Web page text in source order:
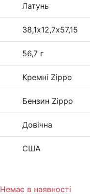
Латунь
38,1х12,7х57,15
56,7 г
Кремні Zippo
Бензин Zippo
Довічна
США
Немає в наявності